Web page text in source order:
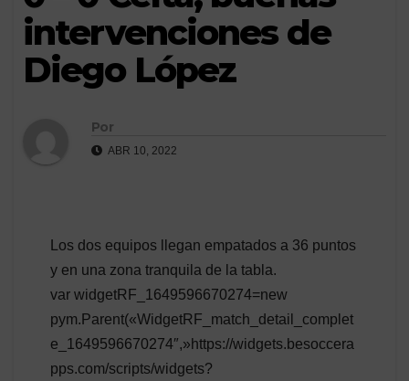
intervenciones de
Diego López
Por
ABR 10, 2022
Los dos equipos llegan empatados a 36 puntos
y en una zona tranquila de la tabla.
var widgetRF_1649596670274=new
pym.Parent(«WidgetRF_match_detail_complet
e_1649596670274″,»https://widgets.besoccera
pps.com/scripts/widgets?